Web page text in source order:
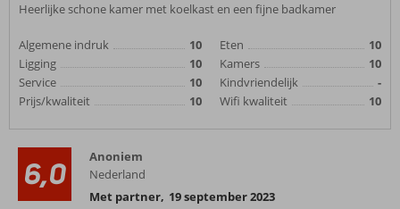
Heerlijke schone kamer met koelkast en een fijne badkamer
Algemene indruk
10
Ligging
10
Service
10
Prijs/kwaliteit
10
Eten
10
Kamers
10
Kindvriendelijk
-
Wifi kwaliteit
10
6,0
Anoniem
Nederland
Met partner, 19 september 2023